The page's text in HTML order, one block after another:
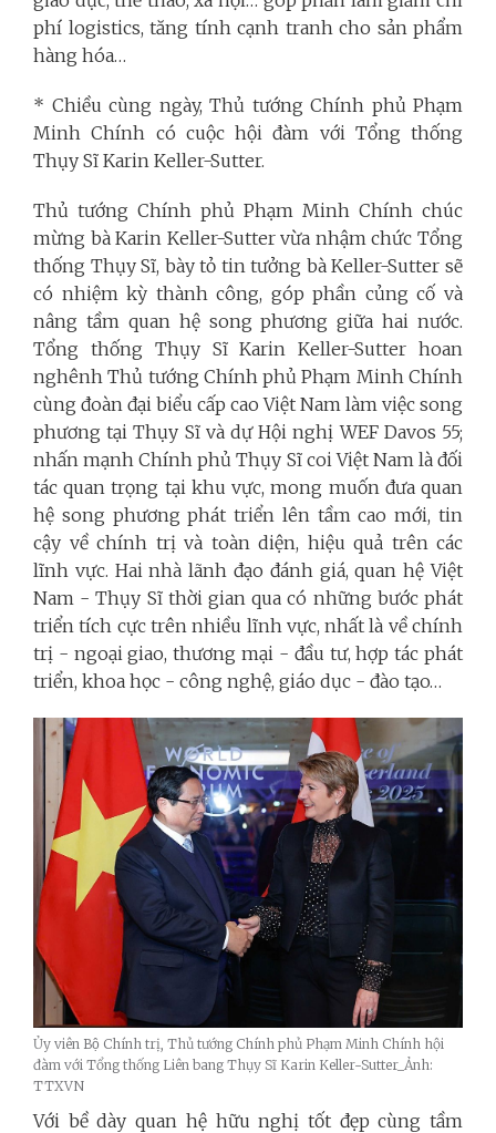
phí logistics, tăng tính cạnh tranh cho sản phẩm
hàng hóa…
* Chiều cùng ngày, Thủ tướng Chính phủ Phạm
Minh Chính có cuộc hội đàm với Tổng thống
Thụy Sĩ Karin Keller-Sutter.
Thủ tướng Chính phủ Phạm Minh Chính chúc
mừng bà Karin Keller-Sutter vừa nhậm chức Tổng
thống Thụy Sĩ, bày tỏ tin tưởng bà Keller-Sutter sẽ
có nhiệm kỳ thành công, góp phần củng cố và
nâng tầm quan hệ song phương giữa hai nước.
Tổng thống Thụy Sĩ Karin Keller-Sutter hoan
nghênh Thủ tướng Chính phủ Phạm Minh Chính
cùng đoàn đại biểu cấp cao Việt Nam làm việc song
phương tại Thụy Sĩ và dự Hội nghị WEF Davos 55;
nhấn mạnh Chính phủ Thụy Sĩ coi Việt Nam là đối
tác quan trọng tại khu vực, mong muốn đưa quan
hệ song phương phát triển lên tầm cao mới, tin
cậy về chính trị và toàn diện, hiệu quả trên các
lĩnh vực. Hai nhà lãnh đạo đánh giá, quan hệ Việt
Nam - Thụy Sĩ thời gian qua có những bước phát
triển tích cực trên nhiều lĩnh vực, nhất là về chính
trị - ngoại giao, thương mại - đầu tư, hợp tác phát
triển, khoa học - công nghệ, giáo dục - đào tạo…
Ủy viên Bộ Chính trị, Thủ tướng Chính phủ Phạm Minh Chính hội
đàm với Tổng thống Liên bang Thụy Sĩ Karin Keller-Sutter_Ảnh:
TTXVN
Với bề dày quan hệ hữu nghị tốt đẹp cùng tầm